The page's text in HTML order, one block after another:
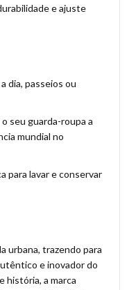
e ajuste
dia, passeios ou
seu guarda-roupa a
mundial no
para lavar e conservar
urbana, trazendo para
e inovador do
história, a marca